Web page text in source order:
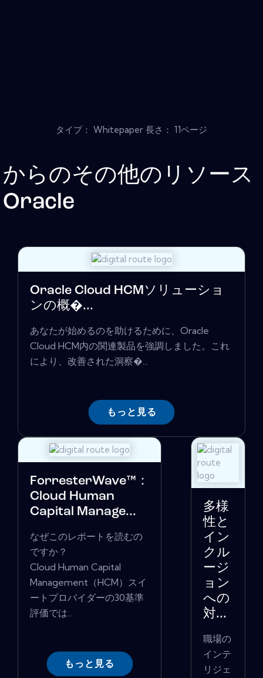
タイプ： Whitepaper 長さ： 11ページ
からのその他のリソース
Oracle
Oracle Cloud HCMソリューショ
ンの概�...
あなたが始めるのを助けるために、Oracle
Cloud HCM内の関連製品を強調しました。これ
により、改善された洞察�...
もっと見る
ForresterWave™：
Cloud Human
Capital Manage...
なぜこのレポートを読むの
ですか？
Cloud Human Capital
Management（HCM）スイ
ートプロバイダーの30基準
評価では...
もっと見る
多様
性と
イン
クル
ージ
ョン
への
対...
職場の
インテ
リジェ